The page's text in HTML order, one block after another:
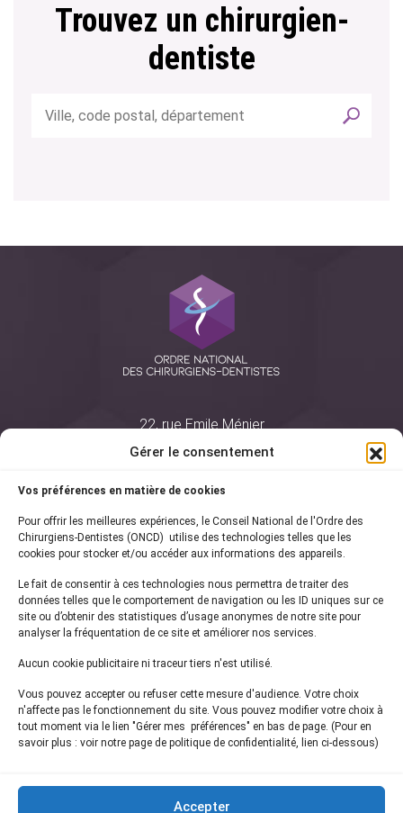
Gérer le consentement
Vos préférences en matière de cookies
Pour offrir les meilleures expériences, le Conseil National de l'Ordre des
Chirurgiens-Dentistes (ONCD) utilise des technologies telles que les
cookies pour stocker et/ou accéder aux informations des appareils.
Le fait de consentir à ces technologies nous permettra de traiter des
données telles que le comportement de navigation ou les ID uniques sur ce
site ou d’obtenir des statistiques d’usage anonymes de notre site pour
analyser la fréquentation de ce site et améliorer nos services.
Aucun cookie publicitaire ni traceur tiers n'est utilisé.
Vous pouvez accepter ou refuser cette mesure d'audience. Votre choix
n'affecte pas le fonctionnement du site. Vous pouvez modifier votre choix à
tout moment via le lien "Gérer mes préférences" en bas de page. (Pour en
savoir plus : voir notre page de politique de confidentialité, lien ci-dessous)
Accepter
Trouvez un chirurgien-
dentiste
22, rue Emile Ménier
75761 Paris Cedex 16
01 44 34 78 80
courrier@oncd.org
Actualités
Presse
Informations légales
Plan du site
Inscrivez-vous à notrenewsletter